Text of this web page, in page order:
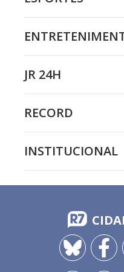
JR 24H
RECORD
INSTITUCIONAL